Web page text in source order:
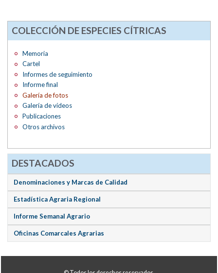
COLECCIÓN DE ESPECIES CÍTRICAS
Memoria
Cartel
Informes de seguimiento
Informe final
Galería de fotos
Galería de vídeos
Publicaciones
Otros archivos
DESTACADOS
Denominaciones y Marcas de Calidad
Estadística Agraria Regional
Informe Semanal Agrario
Oficinas Comarcales Agrarias